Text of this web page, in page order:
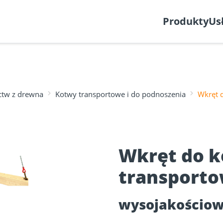
Utwórz zgłoszenie
Produkty
z drewna Kotwy transportowe i do podnoszenia Wkręt
Wkręt do